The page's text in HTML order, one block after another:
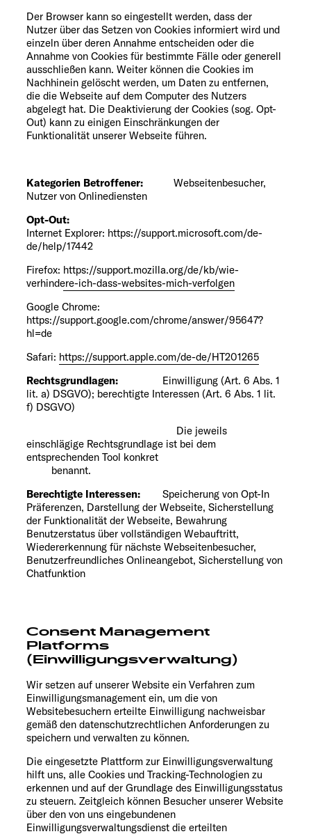
Der Browser kann so eingestellt werden, dass der
Nutzer über das Setzen von Cookies informiert wird und
einzeln über deren Annahme entscheiden oder die
Annahme von Cookies für bestimmte Fälle oder generell
ausschließen kann. Weiter können die Cookies im
Nachhinein gelöscht werden, um Daten zu entfernen,
die die Webseite auf dem Computer des Nutzers
abgelegt hat. Die Deaktivierung der Cookies (sog. Opt-
Out) kann zu einigen Einschränkungen der
Funktionalität unserer Webseite führen.
Kategorien Betroffener: Webseitenbesucher,
Nutzer von Onlinediensten
Opt-Out:
Internet Explorer: https://support.microsoft.com/de-
de/help/17442
Firefox: https://support.mozilla.org/de/kb/wie-
verhindere-ich-dass-websites-mich-verfolgen
Google Chrome:
https://support.google.com/chrome/answer/95647?
hl=de
Safari: https://support.apple.com/de-de/HT201265
Rechtsgrundlagen: Einwilligung (Art. 6 Abs. 1
lit. a) DSGVO); berechtigte Interessen (Art. 6 Abs. 1 lit.
f) DSGVO)
Die jeweils
einschlägige Rechtsgrundlage ist bei dem
entsprechenden Tool konkret
benannt.
Berechtigte Interessen: Speicherung von Opt-In
Präferenzen, Darstellung der Webseite, Sicherstellung
der Funktionalität der Webseite, Bewahrung
Benutzerstatus über vollständigen Webauftritt,
Wiedererkennung für nächste Webseitenbesucher,
Benutzerfreundliches Onlineangebot, Sicherstellung von
Chatfunktion
Consent Management
Platforms
(Einwilligungsverwaltung)
Wir setzen auf unserer Website ein Verfahren zum
Einwilligungsmanagement ein, um die von
Websitebesuchern erteilte Einwilligung nachweisbar
gemäß den datenschutzrechtlichen Anforderungen zu
speichern und verwalten zu können.
Die eingesetzte Plattform zur Einwilligungsverwaltung
hilft uns, alle Cookies und Tracking-Technologien zu
erkennen und auf der Grundlage des Einwilligungsstatus
zu steuern. Zeitgleich können Besucher unserer Website
über den von uns eingebundenen
Einwilligungsverwaltungsdienst die erteilten